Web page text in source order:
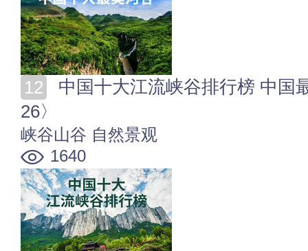
26〉
峡谷山谷 自然景观
1640